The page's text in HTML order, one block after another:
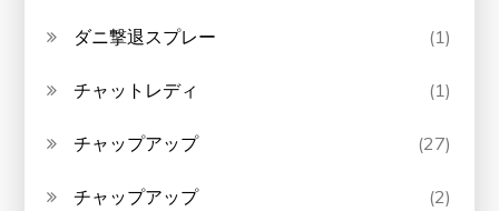
ダニ撃退スプレー (1)
チャットレディ (1)
チャップアップ (27)
チャップアップ (2)